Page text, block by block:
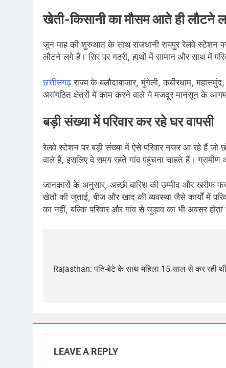
खेती-किसानी का मौसम आते ही लौटने
जून माह की शुरुआत के साथ राजधानी रायपुर रेलवे स्टेशन
लौटने लगे हैं। सिर पर गठरी, हाथों में सामान और साथ में
छत्तीसगढ़राज्य के बलौदाबाजार, मुंगेली, कबीरधाम,
असंगठित क्षेत्रों में काम करने वाले ये मजदूर मानसून के
बड़ी संख्या में परिवार कर रहे घर वापसी
रेलवे स्टेशन पर बड़ी संख्या में ऐसे परिवार नजर आ रहे हैं
वाले हैं, इसलिए वे समय रहते गांव पहुंचना चाहते हैं।
जानकारों के अनुसार, अच्छी बारिश की उम्मीद और खरीफ
खेतों की जुताई, बीज और खाद की व्यवस्था जैसे कार्यों में
का नहीं, बल्कि परिवार और गांव से जुड़ाव का भी अवसर
navigation
Rajasthan: पति-बेटे के साथ महिला 15 साल से कर रही
LEAVE A REPLY